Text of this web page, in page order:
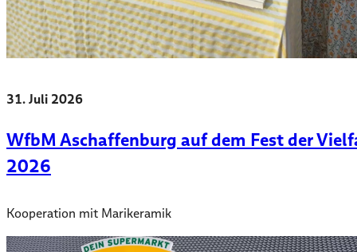
31. Juli 2026
WfbM Aschaffenburg auf dem Fest der
2026
Kooperation mit Marikeramik